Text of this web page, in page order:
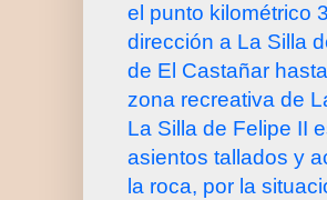
el punto kilométrico
dirección a La Silla
de El Castañar
zona recreativa de
La Silla de Felipe II
asientos tallados y
la roca, por la